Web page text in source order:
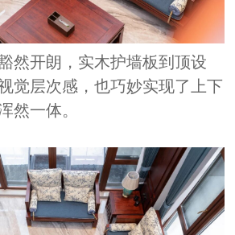
然开朗，实木护墙板到顶设
觉层次感，也巧妙实现了上下
然一体。